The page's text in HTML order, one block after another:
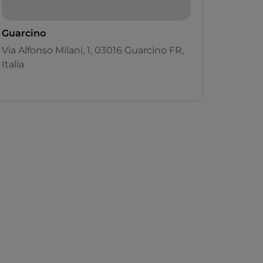
Guarcino
Via Alfonso Milani, 1, 03016 Guarcino FR,
Italia